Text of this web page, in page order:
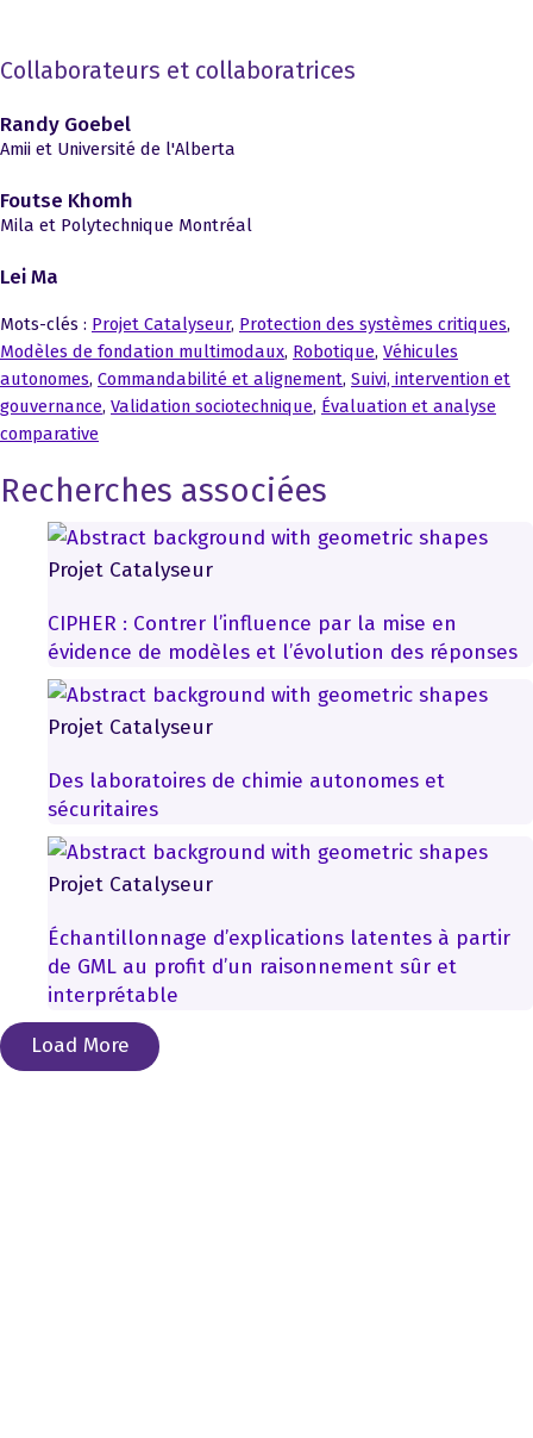
Collaborateurs et collaboratrices
Randy Goebel
Amii et Université de l'Alberta
Foutse Khomh
Mila et Polytechnique Montréal
Lei Ma
Mots-clés : Projet Catalyseur, Protection des systèmes critiques,
Modèles de fondation multimodaux, Robotique, Véhicules
autonomes, Commandabilité et alignement, Suivi, intervention et
gouvernance, Validation sociotechnique, Évaluation et analyse
comparative
Recherches associées
Projet Catalyseur
CIPHER : Contrer l’influence par la mise en
évidence de modèles et l’évolution des réponses
Projet Catalyseur
Des laboratoires de chimie autonomes et
sécuritaires
Projet Catalyseur
Échantillonnage d’explications latentes à partir
de GML au profit d’un raisonnement sûr et
interprétable
Load More